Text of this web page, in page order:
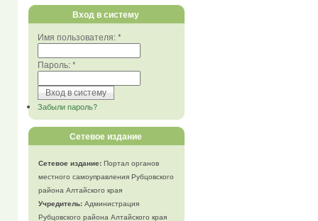
Вход в систему
Имя пользователя:*
Пароль:*
Забыли пароль?
Сетевое издание
Сетевое издание:Портал органов
местного самоуправления Рубцовского
района Алтайского края
Учредитель:Администрация
Рубцовского района Алтайского края